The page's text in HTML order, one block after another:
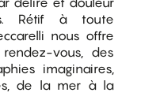
Rétif à toute
nous offre
vous, des
imaginaires,
de la mer à la